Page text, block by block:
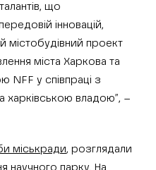
що
інновацій,
містобудівний проект
міста Харкова та
NFF у співпраці з
харківською владою”, –
міськради, розглядали
научного парку. На